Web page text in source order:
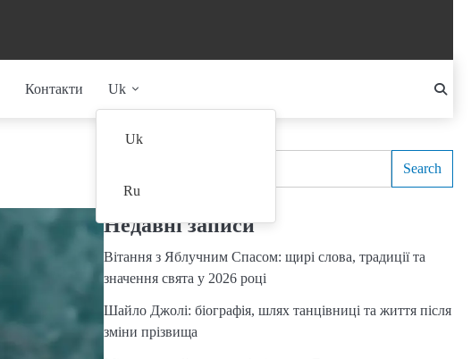
Контакти Uk
Uk
Ru
Search
Недавні записи
Вітання з Яблучним Спасом: щирі слова, традиції та
значення свята у 2026 році
Шайло Джолі: біографія, шлях танцівниці та життя після
зміни прізвища